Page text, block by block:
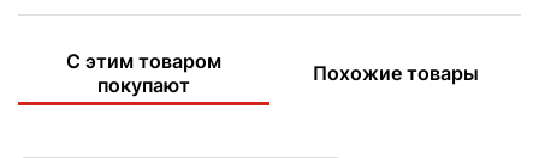
С этим товаром
покупают
Похожие товары